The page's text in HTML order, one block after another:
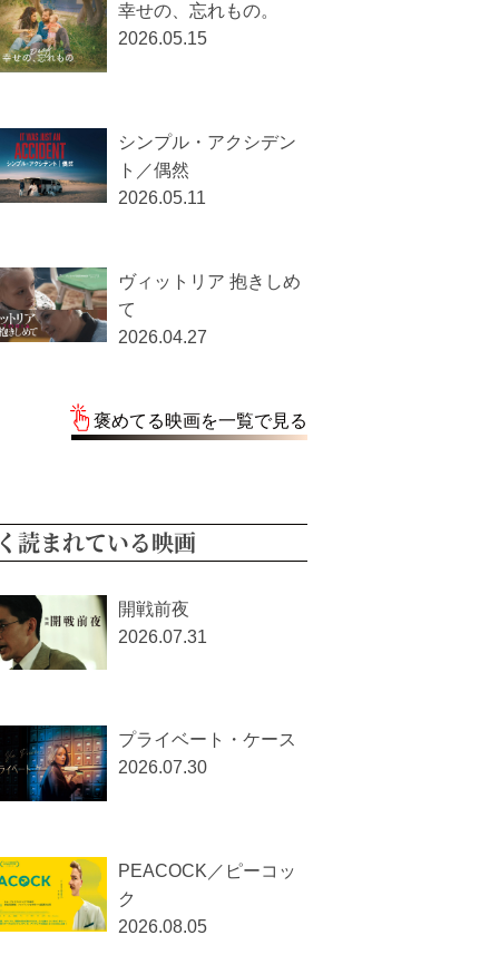
幸せの、忘れもの。
2026.05.15
シンプル・アクシデン
ト／偶然
2026.05.11
ヴィットリア 抱きしめ
て
2026.04.27
褒めてる映画を一覧で見る
読まれている映画
開戦前夜
2026.07.31
プライベート・ケース
2026.07.30
PEACOCK／ピーコッ
ク
2026.08.05